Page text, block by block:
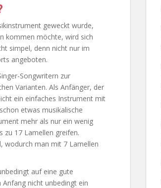
geweckt wurde,
kommen möchte, wird sich
simpel, denn nicht nur im
angeboten.
Songwritern zur
Varianten. Als Anfänger, der
ein einfaches Instrument mit
etwas musikalische
mehr als nur ein wenig
zu 17 Lamellen greifen.
wodurch man mit 7 Lamellen
auf eine gute
nicht unbedingt ein